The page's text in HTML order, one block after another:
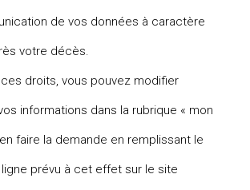
de vos données à caractère
votre décès.
droits, vous pouvez modifier
informations dans la rubrique « mon
faire la demande en remplissant le
prévu à cet effet sur le site